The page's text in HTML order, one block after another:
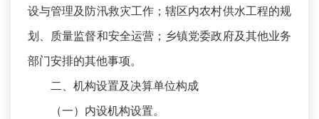
设与管理及防汛救灾工作；辖区内农村供水工程的规
划、质量监督和安全运营；乡镇党委政府及其他业务
部门安排的其他事项。
二、机构设置及决算单位构成
（一）内设机构设置。